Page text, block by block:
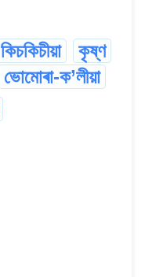
কিচকিচীয়া
কৃষ্ণ
ভোমোৰা-ক’লীয়া